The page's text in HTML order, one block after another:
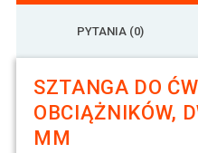
PYTANIA (0)
SZTANGA DO
OBCIĄŻNIKÓW,
MM